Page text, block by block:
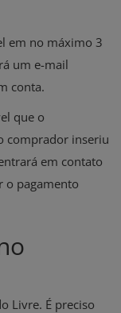
em no máximo 3
um e-mail
conta.
que o
comprador inseriu
em contato
o pagamento
Livre. É preciso